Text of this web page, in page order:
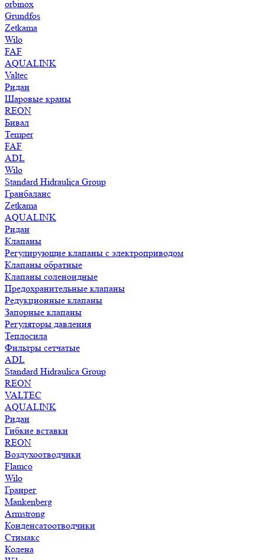
orbinox
Grundfos
Zetkama
Wilo
FAF
AQUALINK
Valtec
Ридан
Шаровые краны
REON
Бивал
Temper
FAF
ADL
Wilo
Standard Hidraulica Group
Гранбаланс
Zetkama
AQUALINK
Ридан
Клапаны
Регулирующие клапаны с электроприводом
Клапаны обратные
Клапаны соленоидные
Предохранительные клапаны
Редукционные клапаны
Запорные клапаны
Регуляторы давления
Теплосила
Фильтры сетчатые
ADL
Standard Hidraulica Group
REON
VALTEC
AQUALINK
Ридан
Гибкие вставки
REON
Воздухоотводчики
Flamco
Wilo
Гранрег
Mankenberg
Armstrong
Конденсатоотводчики
Стимакс
Колена